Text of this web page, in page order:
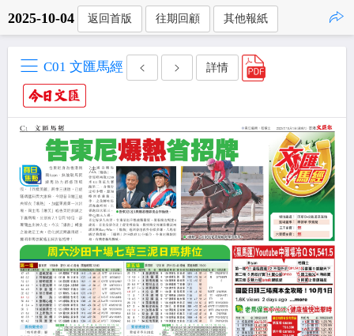
2025-10-04 返回首版 往期回顧 其他報紙
C01 文匯馬經 詳情
點擊複製